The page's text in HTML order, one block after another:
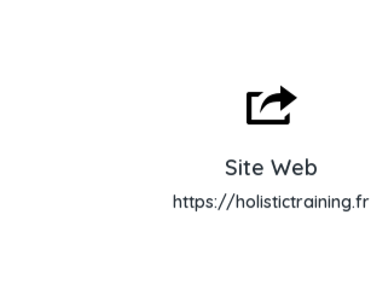
Site Web
https://holistictraining.fr
Site Web